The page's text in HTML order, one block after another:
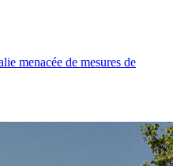
menacée de mesures de